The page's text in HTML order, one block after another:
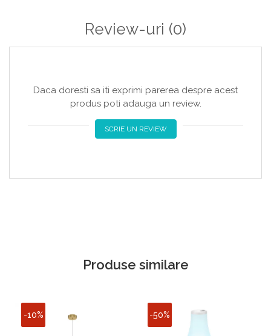
Review-uri (0)
Daca doresti sa iti exprimi parerea despre acest
produs poti adauga un review.
SCRIE UN REVIEW
Produse similare
-10% -50%